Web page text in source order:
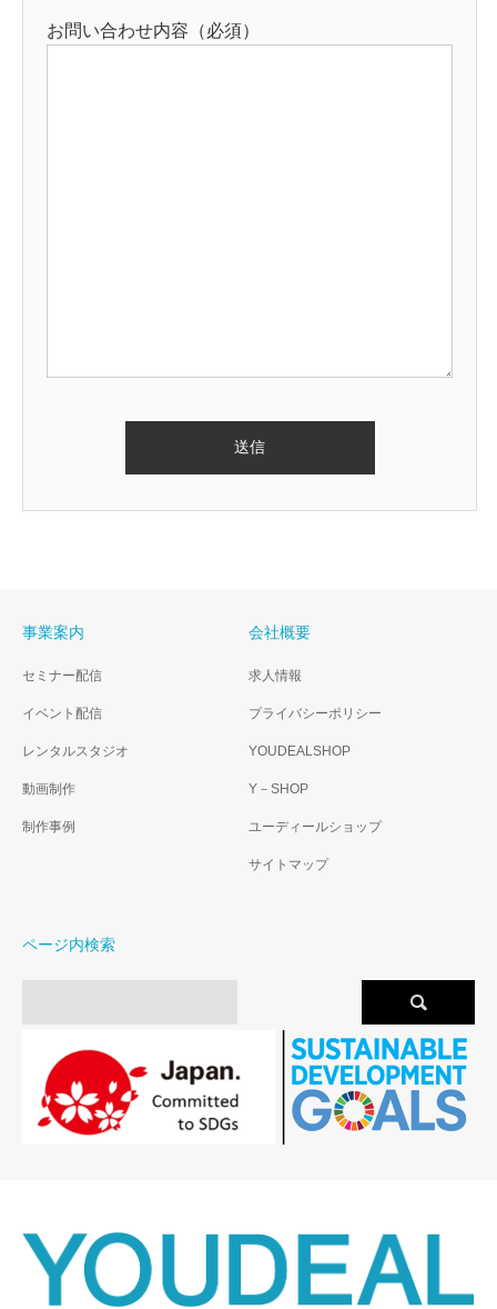
お問い合わせ内容（必須）
事業案内
セミナー配信
イベント配信
レンタルスタジオ
動画制作
制作事例
会社概要
求人情報
プライバシーポリシー
YOUDEALSHOP
Y－SHOP
ユーディールショップ
サイトマップ
ページ内検索